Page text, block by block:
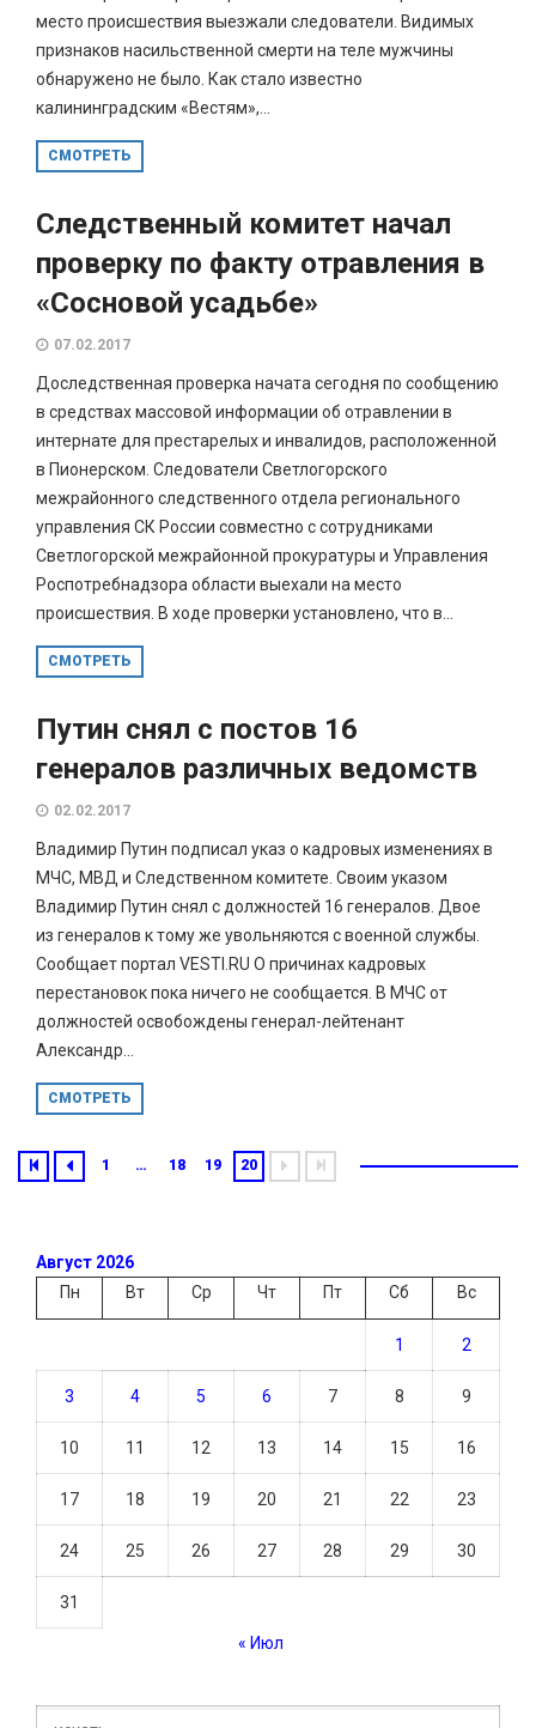
место происшествия выезжали следователи. Видимых
признаков насильственной смерти на теле мужчины
обнаружено не было. Как стало известно
калининградским «Вестям»,...
СМОТРЕТЬ
Следственный комитет начал
проверку по факту отравления в
«Сосновой усадьбе»
07.02.2017
Доследственная проверка начата сегодня по сообщению
в средствах массовой информации об отравлении в
интернате для престарелых и инвалидов, расположенной
в Пионерском. Следователи Светлогорского
межрайонного следственного отдела регионального
управления СК России совместно с сотрудниками
Светлогорской межрайонной прокуратуры и Управления
Роспотребнадзора области выехали на место
происшествия. В ходе проверки установлено, что в...
СМОТРЕТЬ
Путин снял с постов 16
генералов различных ведомств
02.02.2017
Владимир Путин подписал указ о кадровых изменениях в
МЧС, МВД и Следственном комитете. Своим указом
Владимир Путин снял с должностей 16 генералов. Двое
из генералов к тому же увольняются с военной службы.
Сообщает портал VESTI.RU О причинах кадровых
перестановок пока ничего не сообщается. В МЧС от
должностей освобождены генерал-лейтенант
Александр...
СМОТРЕТЬ
1 … 18 19 20
Август 2026
Пн
Вт Ср Чт Пт Сб Вс
1 2
3 4 5 6 7 8 9
10 11 12 13 14 15 16
17 18 19 20 21 22 23
24 25 26 27 28 29 30
31
« Июл